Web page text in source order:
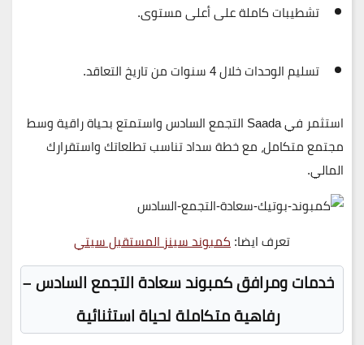
تشطيبات كاملةعلى أعلى مستوى.
تسليم الوحدات خلال 4 سنوات من تاريخ التعاقد.
استثمر في Saada التجمع السادس واستمتع بحياة راقية وسط
مجتمع متكامل، مع خطة سداد تناسب تطلعاتك واستقرارك
المالي.
تعرف ايضا:كمبوند سينز المستقبل سيتي
خدمات ومرافق كمبوند سعادة التجمع السادس –
رفاهية متكاملة لحياة استثنائية